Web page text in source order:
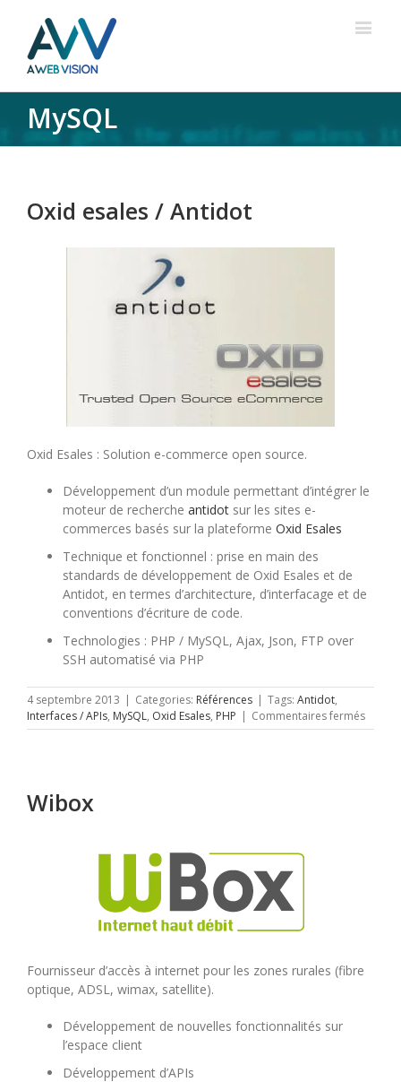
MySQL
Oxid esales / Antidot
Oxid Esales : Solution e-commerce open source.
Développement d’un module permettant d’intégrer le
moteur de recherche antidot sur les sites e-
commerces basés sur la plateforme Oxid Esales
Technique et fonctionnel : prise en main des
standards de développement de Oxid Esales et de
Antidot, en termes d’architecture, d’interfacage et de
conventions d’écriture de code.
Technologies : PHP / MySQL, Ajax, Json, FTP over
SSH automatisé via PHP
4 septembre 2013 | Categories: Références | Tags: Antidot,
Interfaces / APIs, MySQL, Oxid Esales, PHP | Commentaires ferméssur
Oxid
Wibox
Fournisseur d’accès à internet pour les zones rurales (fibre
optique, ADSL, wimax, satellite).
Développement de nouvelles fonctionnalités sur
l’espace client
Développement d’APIs